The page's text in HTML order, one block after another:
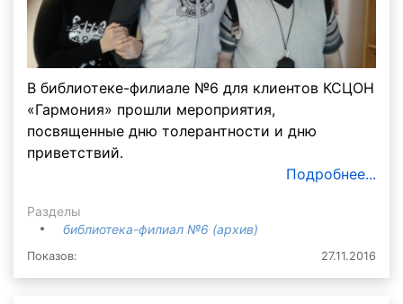
В библиотеке-филиале №6 для клиентов КСЦОН
«Гармония» прошли мероприятия,
посвященные дню толерантности и дню
приветствий.
Подробнее...
Разделы
библиотека-филиал №6 (архив)
Показов: 27.11.2016